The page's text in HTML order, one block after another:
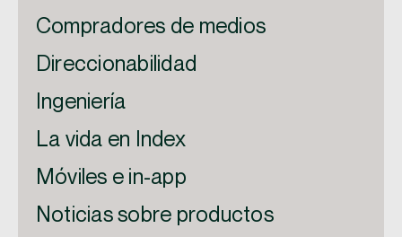
Compradores de medios
Direccionabilidad
Ingeniería
La vida en Index
Móviles e in-app
Noticias sobre productos